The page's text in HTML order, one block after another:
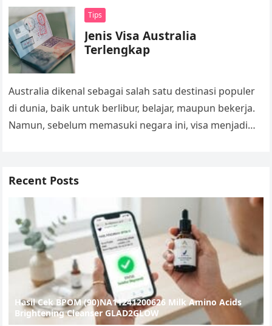
Wilayah…
Tips
Jenis Visa Australia
Terlengkap
Australia dikenal sebagai salah satu destinasi populer
di dunia, baik untuk berlibur, belajar, maupun bekerja.
Namun, sebelum memasuki negara ini, visa menjadi
Recent Posts
Hasil Cek BPOM (90)NA11241200626 Milk Amino Acids
Brightening Cleanser GLAD2GLOW